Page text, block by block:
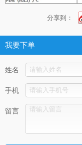
分享到：
我要下单
姓名
手机
留言